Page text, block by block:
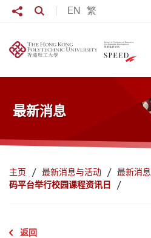
跳到主要内容 EN 繁
分享至打开搜寻输入格
最新消息
主页 最新消息与活动 最新消息
码平台举行校园课程资讯日
返回